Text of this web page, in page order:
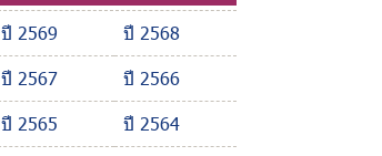
ปี 2569
ปี 2568
ปี 2567
ปี 2566
ปี 2565
ปี 2564